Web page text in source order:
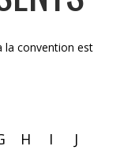
la convention est
H I
J